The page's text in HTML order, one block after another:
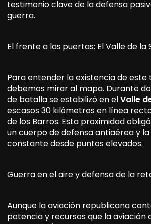
testimonio clave de la defensa
guerra.
El frente a las puertas: El Valle de la
Para entender la existencia de este
debemos mirar al mapa. Durante
de batalla se estabilizó en elValle
escasos 30 kilómetros en línea
de los Barros. Esta proximidad
un cuerpo de defensa antiaérea y la
constante desde puntos elevados.
Guerra en el aire y defensa de la
Aunque la aviación republicana
potencia y recursos que la aviación